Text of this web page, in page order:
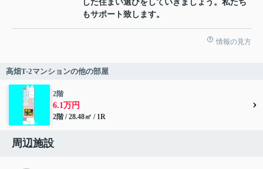
した住まい選びをしていきましょう。私たち
もサポート致します。
情報の見方
高畑T-2マンションの他の部屋
2階
6.1万円
2階 / 28.48㎡ / 1R
周辺施設